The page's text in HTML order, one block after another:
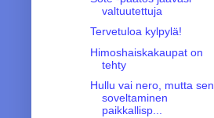
valtuutettuja
Tervetuloa kylpylä!
Himoshaiskakaupat on
tehty
Hullu vai nero, mutta sen
soveltaminen
paikkallisp...